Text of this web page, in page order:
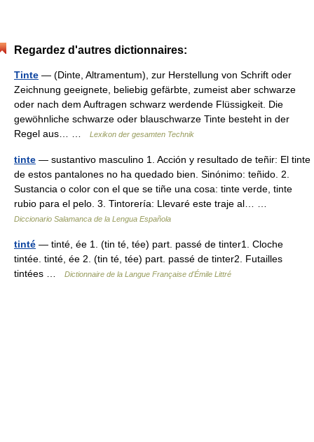
Regardez d'autres dictionnaires:
Tinte — (Dinte, Altramentum), zur Herstellung von Schrift oder
Zeichnung geeignete, beliebig gefärbte, zumeist aber schwarze
oder nach dem Auftragen schwarz werdende Flüssigkeit. Die
gewöhnliche schwarze oder blauschwarze Tinte besteht in der
Regel aus… …
Lexikon der gesamten Technik
tinte — sustantivo masculino 1. Acción y resultado de teñir: El tinte
de estos pantalones no ha quedado bien. Sinónimo: teñido. 2.
Sustancia o color con el que se tiñe una cosa: tinte verde, tinte
rubio para el pelo. 3. Tintorería: Llevaré este traje al… …
Diccionario Salamanca de la Lengua Española
tinté — tinté, ée 1. (tin té, tée) part. passé de tinter1. Cloche
tintée. tinté, ée 2. (tin té, tée) part. passé de tinter2. Futailles
tintées …
Dictionnaire de la Langue Française d'Émile Littré